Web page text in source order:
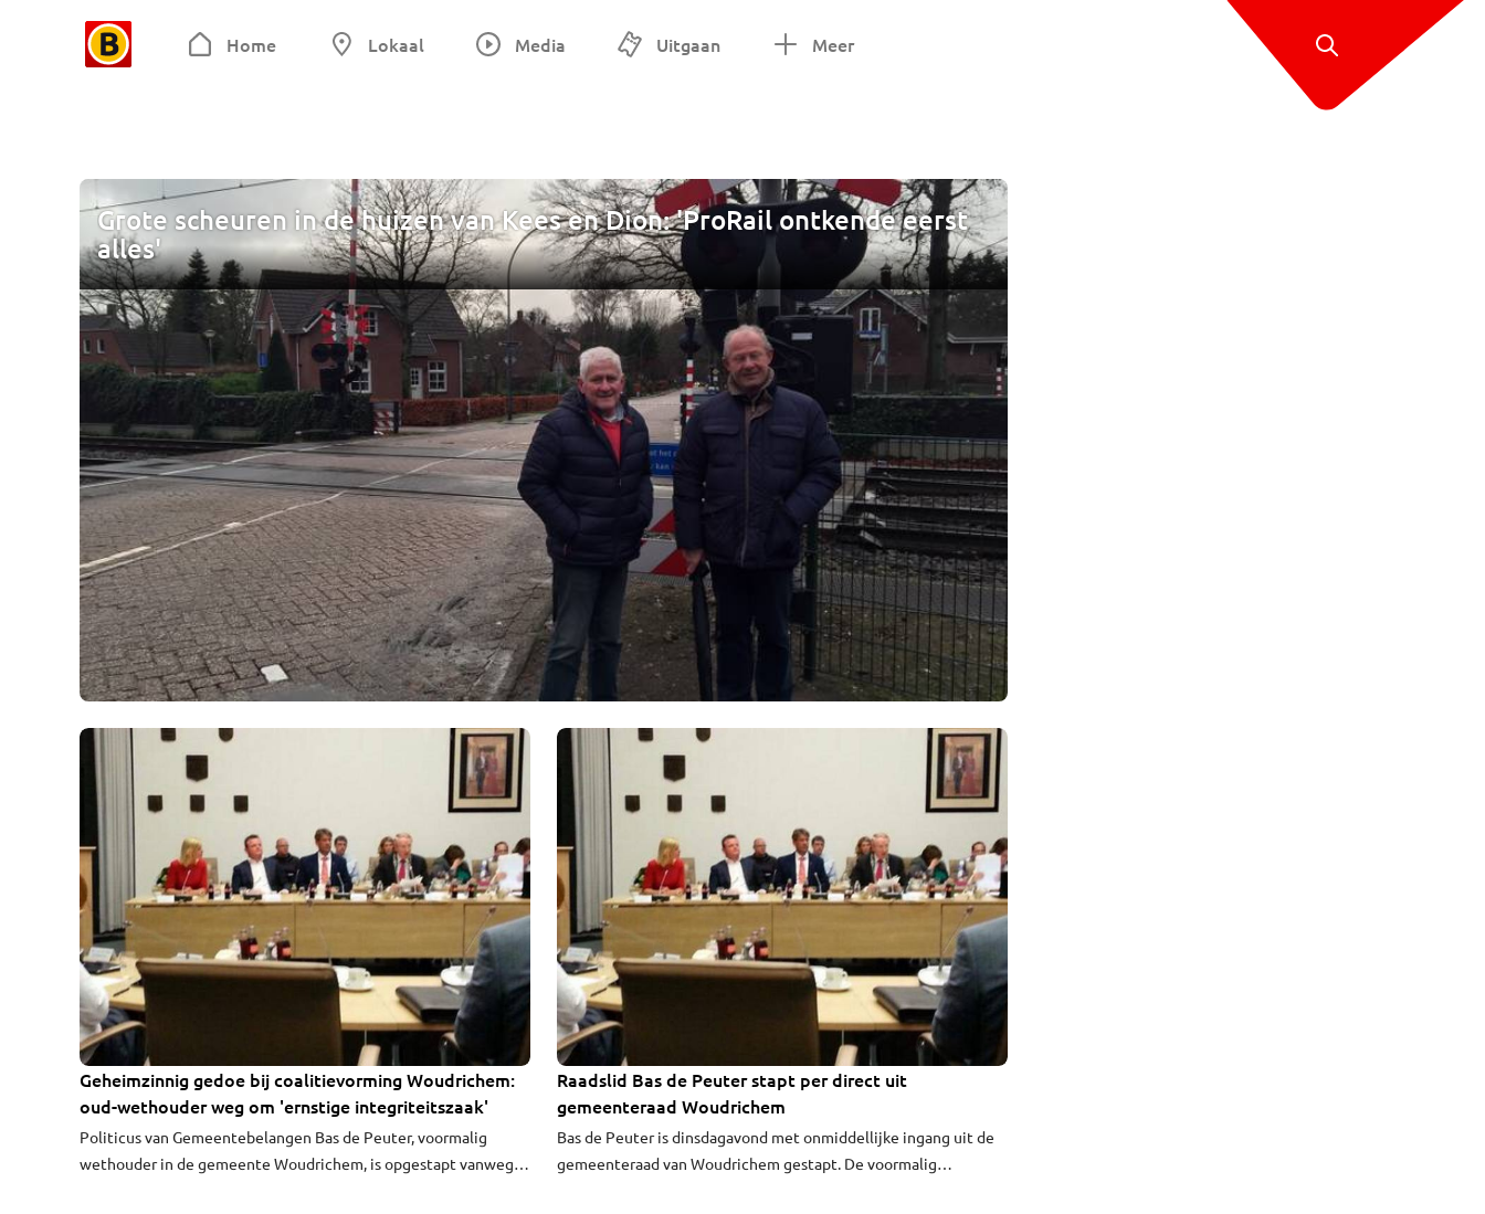
Home Lokaal Media Uitgaan Meer
Grote scheuren in de huizen van Kees en Dion: 'ProRail ontkende eerst
alles'
Geheimzinnig gedoe bij coalitievorming Woudrichem:
oud-wethouder weg om 'ernstige integriteitszaak'
Politicus van Gemeentebelangen Bas de Peuter, voormalig
wethouder in de gemeente Woudrichem, is opgestapt vanwege
Raadslid Bas de Peuter stapt per direct uit
gemeenteraad Woudrichem
Bas de Peuter is dinsdagavond met onmiddellijke ingang uit de
gemeenteraad van Woudrichem gestapt. De voormalig